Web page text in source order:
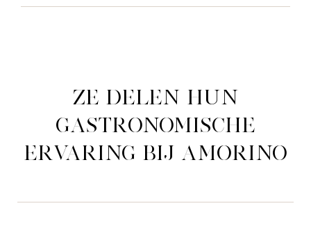
Ze delen hun
gastronomische
ervaring bij Amorino